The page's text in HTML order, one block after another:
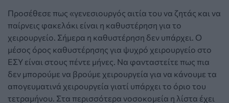
Προσέθεσε πως «γενεσιουργός αιτία του να ζητάς και να
παίρνεις φακελάκι είναι η καθυστέρηση για το
χειρουργείο. Σήμερα η καθυστέρηση δεν υπάρχει. Ο
μέσος όρος καθυστέρησης για ψυχρό χειρουργείο στο
ΕΣΥ είναι στους πέντε μήνες. Να φανταστείτε πως πια
δεν μπορούμε να βρούμε χειρουργεία για να κάνουμε τα
απογευματινά χειρουργεία γιατί υπάρχει το όριο του
τετραμήνου. Στα περισσότερα νοσοκομεία η λίστα έχει